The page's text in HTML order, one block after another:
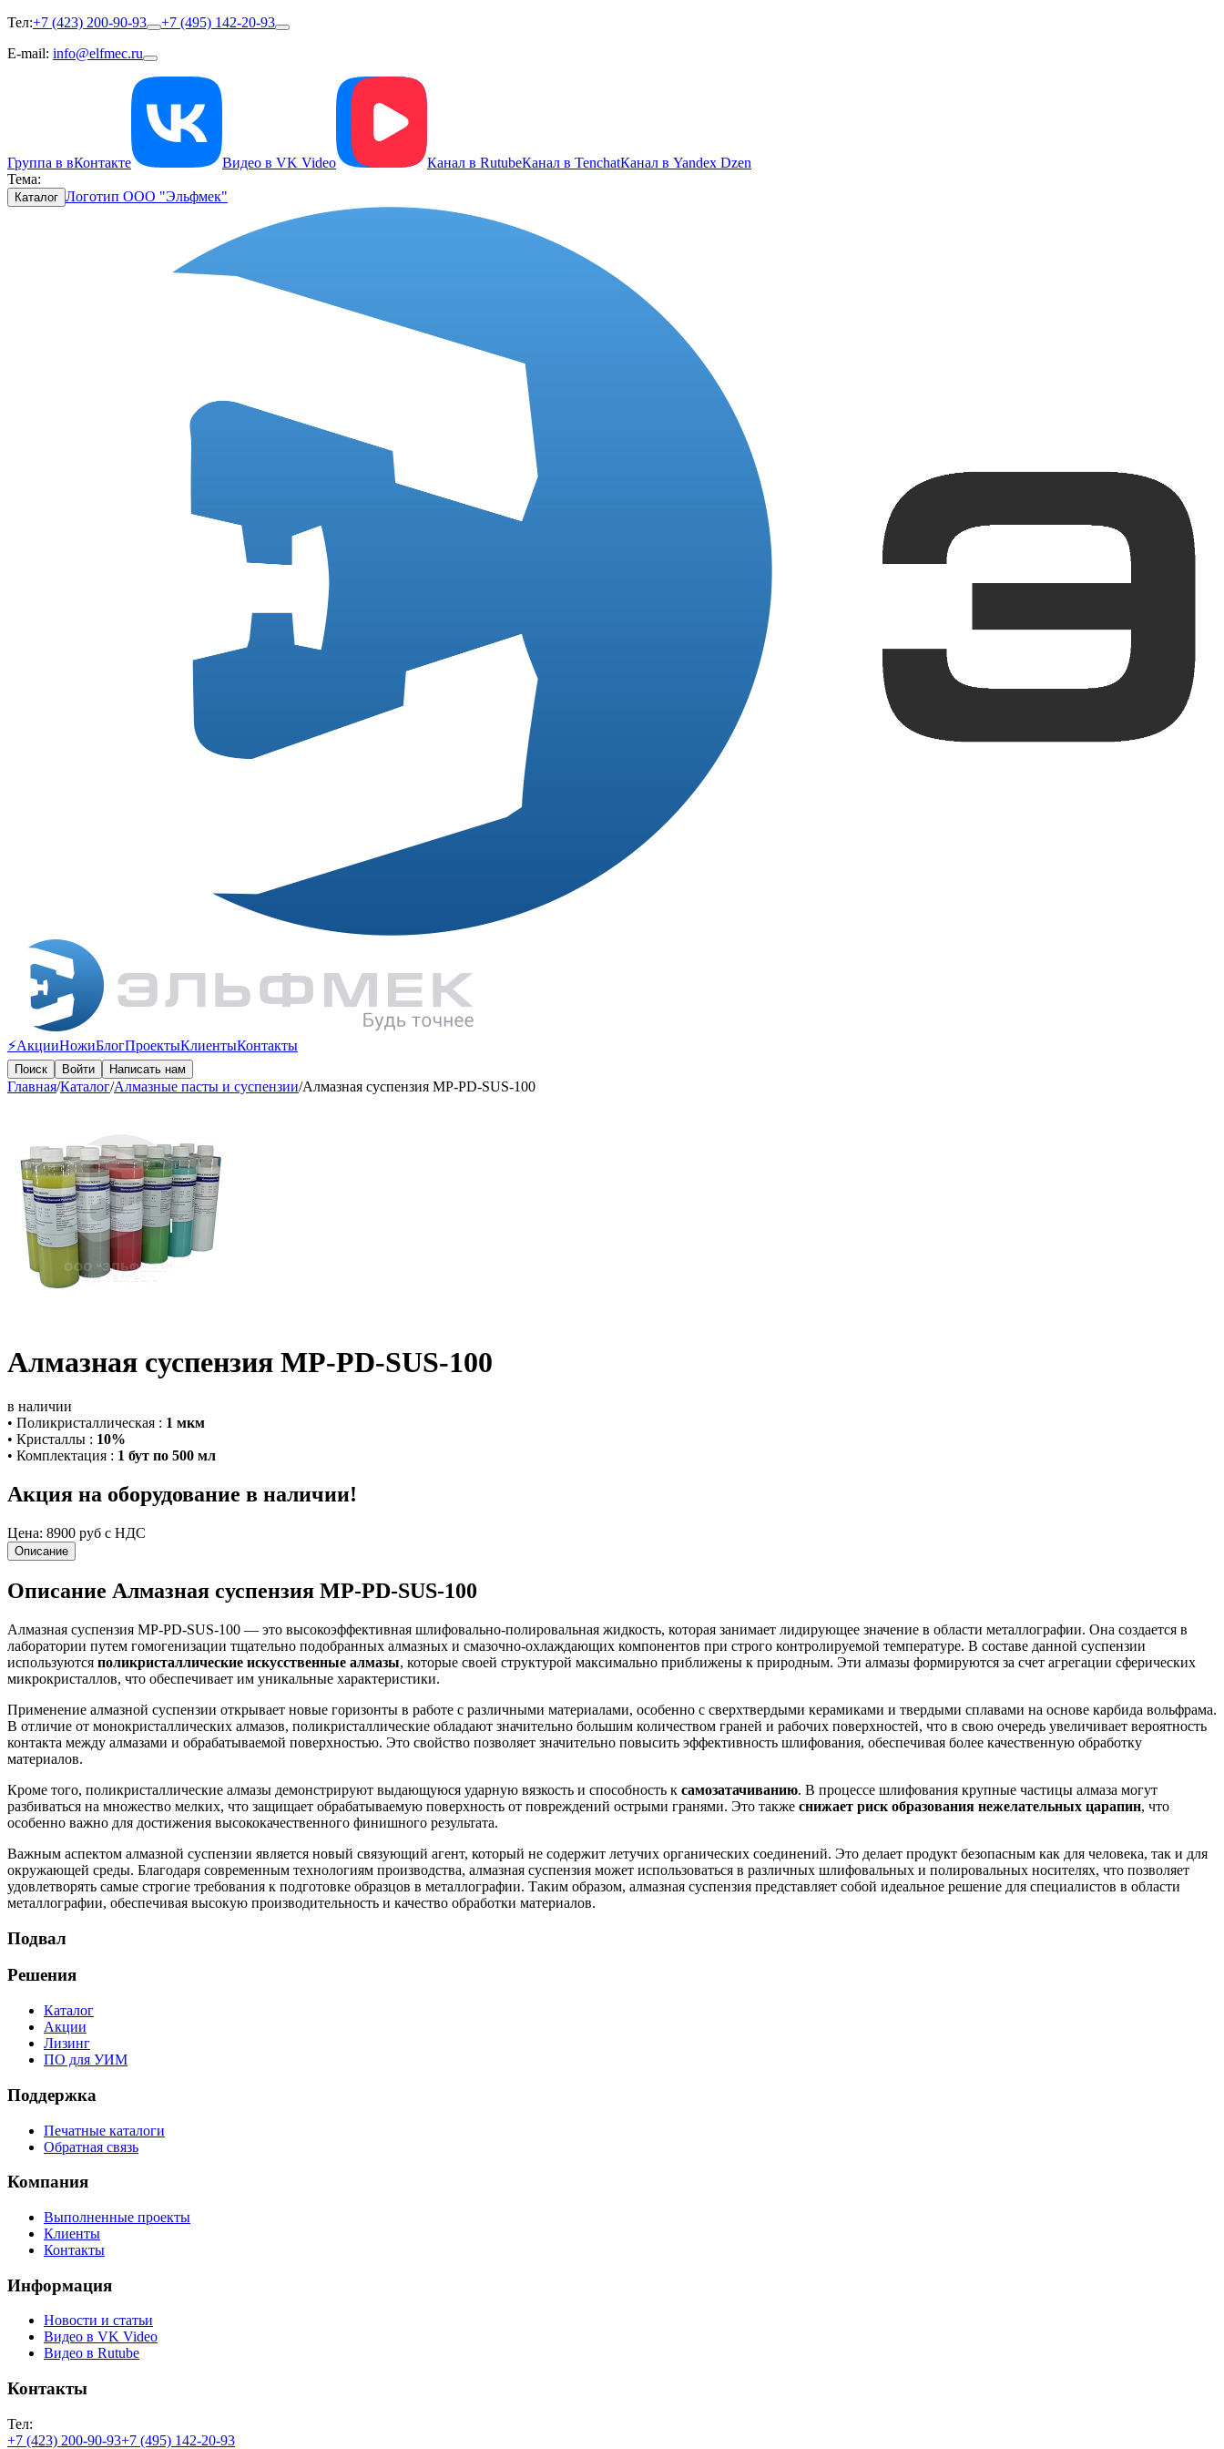
Тел:+7 (423) 200-90-93
+7 (495) 142-20-93
E-mail: info@elfmec.ru
Группа в вКонтакте Видео в VK Video Канал в RutubeКанал в TenchatКанал в Yandex Dzen
Тема:
Каталог Логотип ООО "Эльфмек"
⚡️АкцииНожиБлогПроектыКлиентыКонтакты
Поиск Войти Написать нам
Главная/Каталог/Алмазные пасты и суспензии/Алмазная суспензия MP-PD-SUS-100
Алмазная суспензия MP-PD-SUS-100
в наличии
• Поликристаллическая : 1 мкм
• Кристаллы : 10%
• Комплектация : 1 бут по 500 мл
Акция на оборудование в наличии!
Цена: 8900 руб с НДС
Описание
Описание Алмазная суспензия MP-PD-SUS-100
Алмазная суспензия MP-PD-SUS-100 — это высокоэффективная шлифовально-полировальная жидкость, которая занимает лидирующее значение в области металлографии. Она создается в
лаборатории путем гомогенизации тщательно подобранных алмазных и смазочно-охлаждающих компонентов при строго контролируемой температуре. В составе данной суспензии
используются поликристаллические искусственные алмазы, которые своей структурой максимально приближены к природным. Эти алмазы формируются за счет агрегации сферических
микрокристаллов, что обеспечивает им уникальные характеристики.
Применение алмазной суспензии открывает новые горизонты в работе с различными материалами, особенно с сверхтвердыми керамиками и твердыми сплавами на основе карбида вольфрама.
В отличие от монокристаллических алмазов, поликристаллические обладают значительно большим количеством граней и рабочих поверхностей, что в свою очередь увеличивает вероятность
контакта между алмазами и обрабатываемой поверхностью. Это свойство позволяет значительно повысить эффективность шлифования, обеспечивая более качественную обработку
материалов.
Кроме того, поликристаллические алмазы демонстрируют выдающуюся ударную вязкость и способность к самозатачиванию. В процессе шлифования крупные частицы алмаза могут
разбиваться на множество мелких, что защищает обрабатываемую поверхность от повреждений острыми гранями. Это также снижает риск образования нежелательных царапин, что
особенно важно для достижения высококачественного финишного результата.
Важным аспектом алмазной суспензии является новый связующий агент, который не содержит летучих органических соединений. Это делает продукт безопасным как для человека, так и для
окружающей среды. Благодаря современным технологиям производства, алмазная суспензия может использоваться в различных шлифовальных и полировальных носителях, что позволяет
удовлетворять самые строгие требования к подготовке образцов в металлографии. Таким образом, алмазная суспензия представляет собой идеальное решение для специалистов в области
металлографии, обеспечивая высокую производительность и качество обработки материалов.
Подвал
Решения
Каталог
Акции
Лизинг
ПО для УИМ
Поддержка
Печатные каталоги
Обратная связь
Компания
Выполненные проекты
Клиенты
Контакты
Информация
Новости и статьи
Видео в VK Video
Видео в Rutube
Контакты
Тел:
+7 (423) 200-90-93+7 (495) 142-20-93